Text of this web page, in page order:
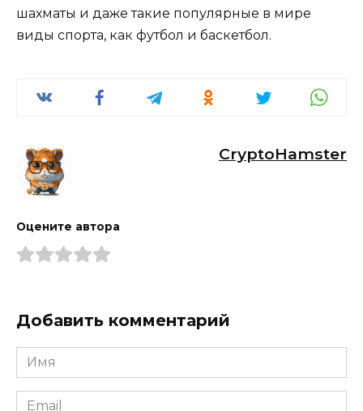
шахматы и даже такие популярные в мире
виды спорта, как футбол и баскетбол.
CryptoHamster
Оцените автора
Добавить комментарий
Имя
*
Email